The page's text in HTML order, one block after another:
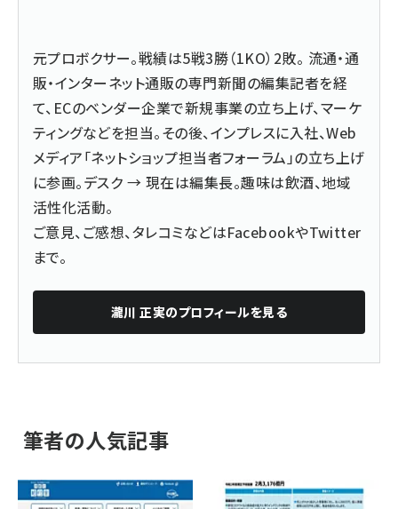
元プロボクサー。戦績は5戦3勝（1KO）2敗。 流通・通
販・インターネット通販の専門新聞の編集記者を経
て、ECのベンダー企業で新規事業の立ち上げ、マーケ
ティングなどを担当。その後、インプレスに入社、Web
メディア「ネットショップ担当者フォーラム」の立ち上げ
に参画。デスク → 現在は編集長。趣味は飲酒、地域
活性化活動。
ご意見、ご感想、タレコミなどはFacebookやTwitter
まで。
瀧川 正実のプロフィールを見る
筆者の人気記事